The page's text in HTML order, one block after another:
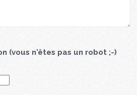
(vous n'êtes pas un robot ;-)